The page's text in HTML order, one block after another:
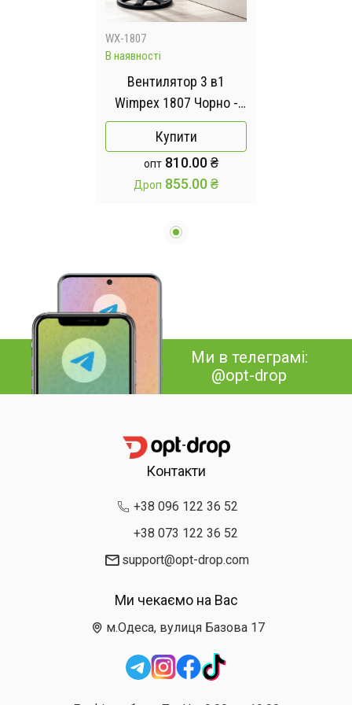
WX-1807
В наявності
Вентилятор 3 в1
Wimpex 1807 Чорно -
Сріблястий підлоговий
настільний настінний
охолоджувач з 3
швидкостями
Купити
опт 810.00 ₴
Дроп 855.00 ₴
Ми в телеграмі:
@opt-drop
Контакти
+38 096 122 36 52
+38 073 122 36 52
support@opt-drop.com
Ми чекаємо на Вас
м.Одеса, вулиця Базова 17